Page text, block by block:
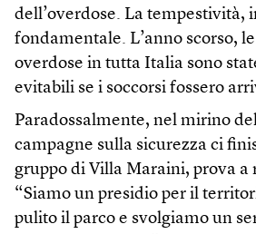
dell’overdose. La tempestività,
fondamentale. L’anno scorso,
overdose in tutta Italia sono
evitabili se i soccorsi fossero
Paradossalmente, nel mirino
campagne sulla sicurezza ci
gruppo di Villa Maraini, prova a
“Siamo un presidio per il
pulito il parco e svolgiamo un